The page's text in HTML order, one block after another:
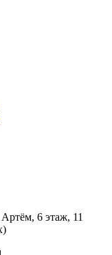
6 этаж, 11